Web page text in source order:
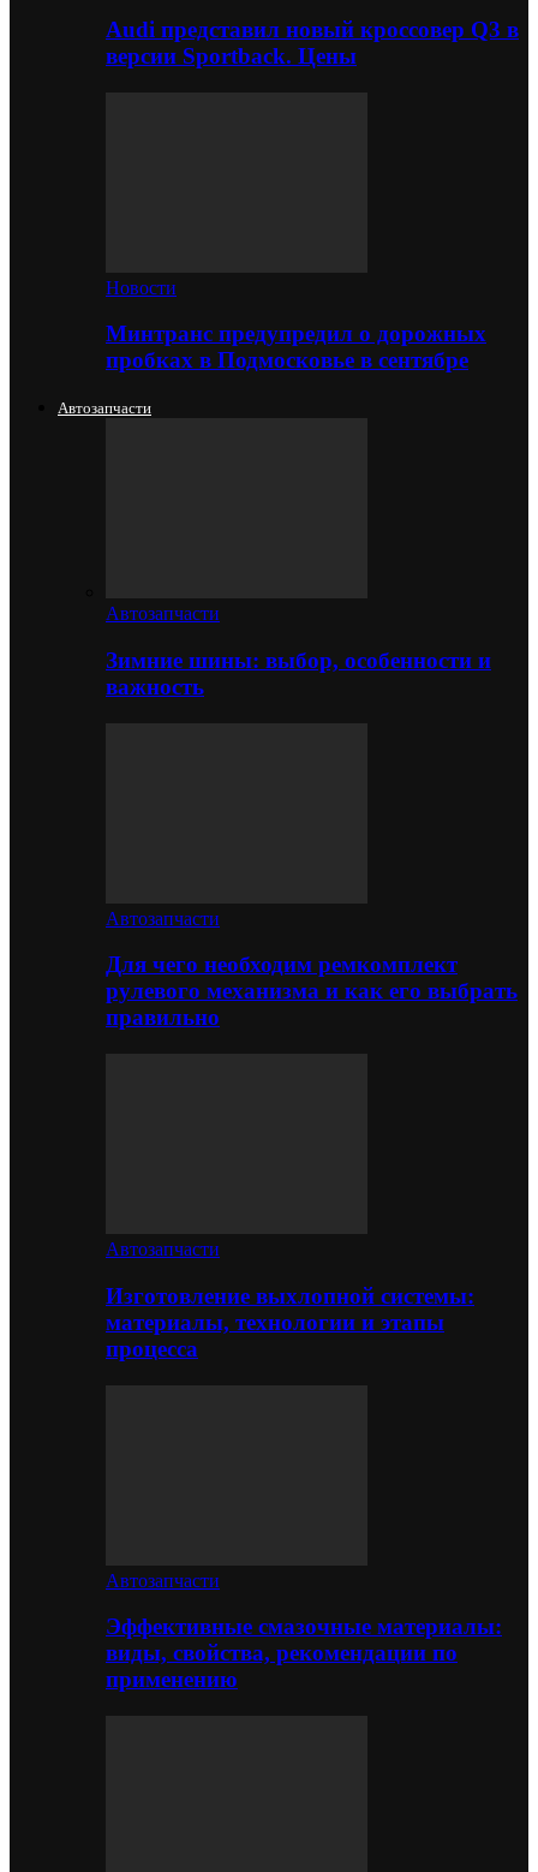
Audi представил новый кроссовер Q3 в
версии Sportback. Цены
Новости
Минтранс предупредил о дорожных
пробках в Подмосковье в сентябре
Автозапчасти
Автозапчасти
Зимние шины: выбор, особенности и
важность
Автозапчасти
Для чего необходим ремкомплект
рулевого механизма и как его выбрать
правильно
Автозапчасти
Изготовление выхлопной системы:
материалы, технологии и этапы
процесса
Автозапчасти
Эффективные смазочные материалы:
виды, свойства, рекомендации по
применению